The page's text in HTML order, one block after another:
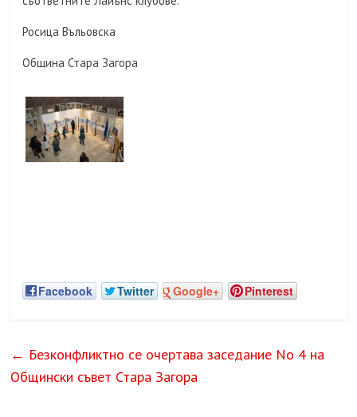
Росица Въльовска
Община Стара Загора
Facebook Twitter Google+ Pinterest
← Безконфликтно се очертава заседание No 4 на
Общински съвет Стара Загора